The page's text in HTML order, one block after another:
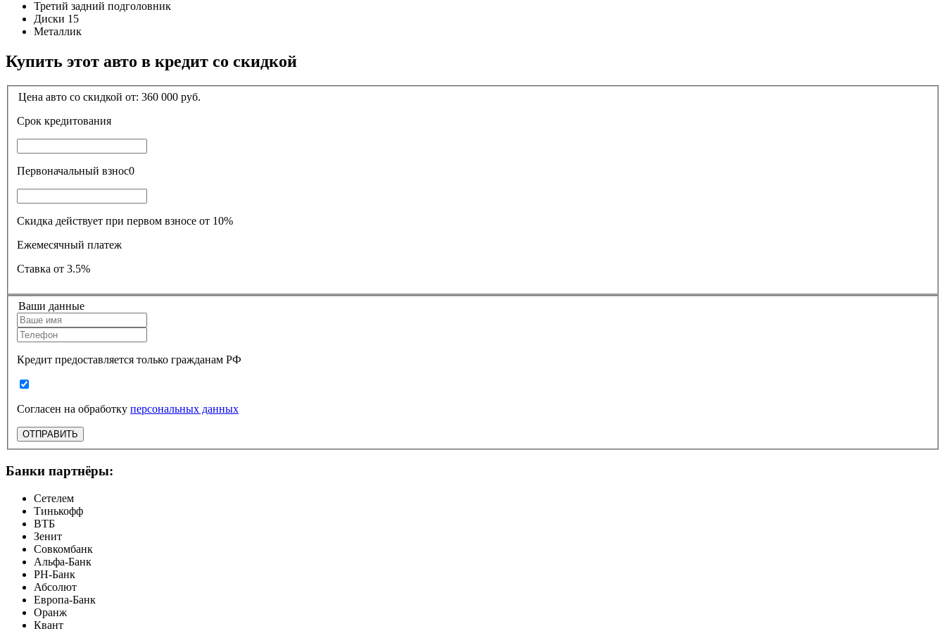
Третий задний подголовник
Диски 15
Металлик
Купить этот авто в кредит со скидкой
Цена авто со скидкой от: 360 000 руб.
Срок кредитования
Первоначальный взнос0
Скидка действует при первом взносе от 10%
Ежемесячный платеж
Ставка от 3.5%
Ваши данные
Кредит предоставляется только гражданам РФ
Согласен на обработку персональных данных
ОТПРАВИТЬ
Банки партнёры:
Сетелем
Тинькофф
ВТБ
Зенит
Совкомбанк
Альфа-Банк
РН-Банк
Абсолют
Европа-Банк
Оранж
Квант